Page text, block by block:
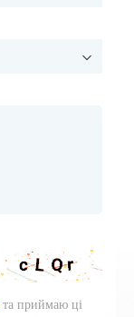
та приймаю ці
та приймаю ці